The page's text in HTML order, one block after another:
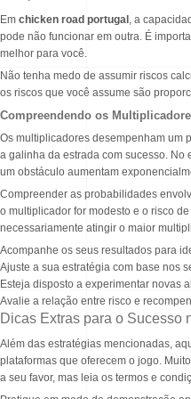
Em chicken road portugal , a
pode não funcionar em outra. É
melhor para você.
Não tenha medo de assumir riscos
os riscos que você assume são
Compreendendo os
Os multiplicadores desempenham um
a galinha da estrada com sucesso. No
um obstáculo aumentam
Compreender as probabilidades
o multiplicador for modesto e o risco
necessariamente atingir o maior
Acompanhe os seus resultados para
Ajuste a sua estratégia com base nos
Esteja disposto a experimentar novas
Avalie a relação entre risco e
Dicas Extras para o Sucesso
Além das estratégias mencionadas,
plataformas que oferecem o jogo.
a seu favor, mas leia os termos e